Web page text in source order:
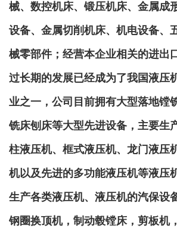
械、数控机床、锻压机床、金属成
设备、金属切削机床、机电设备、
械零部件；经营本企业相关的进出
过长期的发展已经成为了我国液压
业之一，公司目前拥有大型落地镗
铣床刨床等大型先进设备，主要生
柱液压机、 框式液压机、龙门液压
机以及先进的多功能液压机等液压
生产各类液压机、液压机的汽保设
钢圈换顶机，制动毂镗床，剪板机